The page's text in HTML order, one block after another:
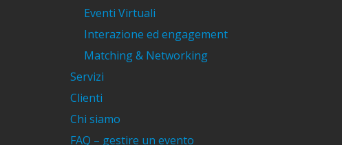
Eventi Virtuali
Interazione ed engagement
Matching & Networking
Servizi
Clienti
Chi siamo
FAQ – gestire un evento